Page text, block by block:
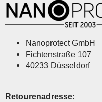
Nanoprotect GmbH
Fichtenstraße 107
40233 Düsseldorf
Retourenadresse: